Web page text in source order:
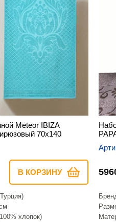
Meteor IBIZA
70х140
В КОРЗИНУ
хлопок)